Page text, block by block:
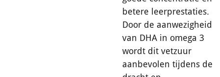
betere leerprestaties.
Door de aanwezigheid
van DHA in omega 3
wordt dit vetzuur
aanbevolen tijdens de